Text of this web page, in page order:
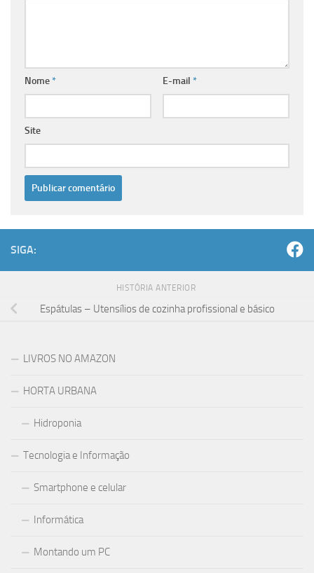
Nome* E-mail *
Site
SIGA:
HISTÓRIA ANTERIOR
Espátulas – Utensílios de cozinha profissional e básico
LIVROS NO AMAZON
HORTA URBANA
Hidroponia
Tecnologia e Informação
Smartphone e celular
Informática
Montando um PC